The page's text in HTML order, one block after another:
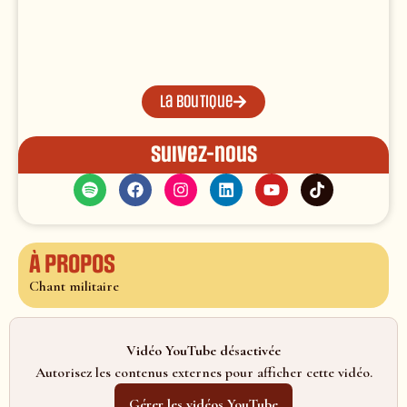
La boutique
Suivez-nous
À propos
Chant militaire
Vidéo YouTube désactivée
Autorisez les contenus externes pour afficher cette vidéo.